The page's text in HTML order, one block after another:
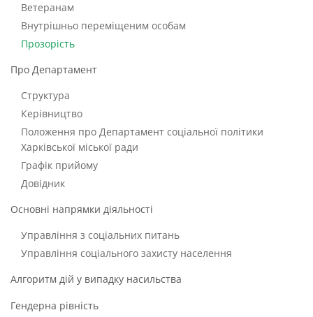
Ветеранам
Внутрішньо переміщеним особам
Прозорість
Про Департамент
Структура
Керівництво
Положення про Департамент соціальної політики
Харківської міської ради
Графік прийому
Довідник
Основні напрямки діяльності
Управління з соціальних питань
Управління соціального захисту населення
Алгоритм дій у випадку насильства
Гендерна рівність